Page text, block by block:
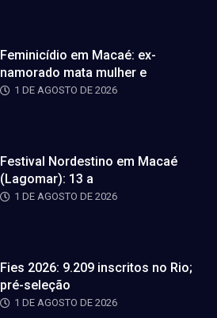
Feminicídio em Macaé: ex-
namorado mata mulher e
1 DE AGOSTO DE 2026
Festival Nordestino em Macaé
(Lagomar): 13 a
1 DE AGOSTO DE 2026
Fies 2026: 9.209 inscritos no Rio;
pré-seleção
1 DE AGOSTO DE 2026